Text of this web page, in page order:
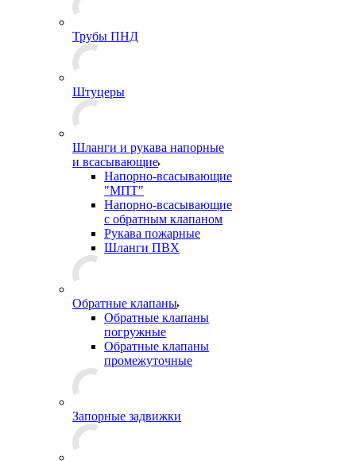
Трубы ПНД
Штуцеры
Шланги и рукава напорные
и всасывающие
Напорно-всасывающие
"МПТ"
Напорно-всасывающие
с обратным клапаном
Рукава пожарные
Шланги ПВХ
Обратные клапаны
Обратные клапаны
погружные
Обратные клапаны
промежуточные
Запорные задвижки